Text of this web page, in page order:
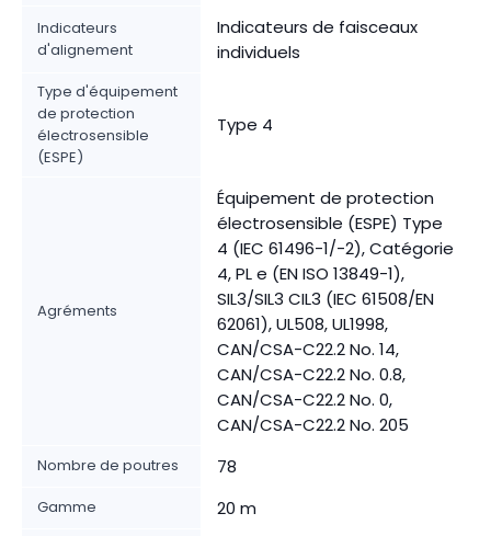
Indicateurs
d'alignement
Indicateurs de faisceaux
individuels
Type d'équipement
de protection
électrosensible
(ESPE)
Type 4
Agréments
Équipement de protection
électrosensible (ESPE) Type
4 (IEC 61496-1/-2), Catégorie
4, PL e (EN ISO 13849-1),
SIL3/SIL3 CIL3 (IEC 61508/EN
62061), UL508, UL1998,
CAN/CSA-C22.2 No. 14,
CAN/CSA-C22.2 No. 0.8,
CAN/CSA-C22.2 No. 0,
CAN/CSA-C22.2 No. 205
Nombre de poutres 78
Gamme 20 m